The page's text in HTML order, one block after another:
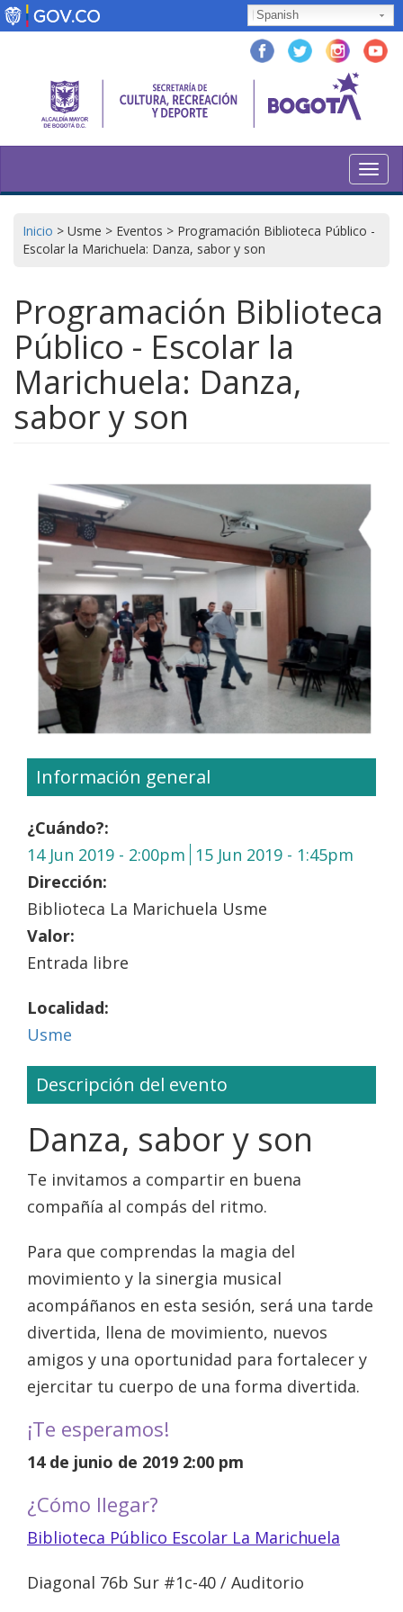
Pasar
al
Spanish
Inicio > Usme > Eventos > Programación Biblioteca Público -
Escolar la Marichuela: Danza, sabor y son
Programación Biblioteca
Público - Escolar la
Marichuela: Danza,
sabor y son
Información general
¿Cuándo?:
14 Jun 2019 - 2:00pm 15 Jun 2019 - 1:45pm
Dirección:
Biblioteca La Marichuela Usme
Valor:
Entrada libre
Localidad:
Usme
Descripción del evento
Danza, sabor y son
Te invitamos a compartir en buena
compañía al compás del ritmo.
Para que comprendas la magia del
movimiento y la sinergia musical
acompáñanos en esta sesión, será una tarde
divertida, llena de movimiento, nuevos
amigos y una oportunidad para fortalecer y
ejercitar tu cuerpo de una forma divertida.
¡Te esperamos!
14 de junio de 2019 2:00 pm
¿Cómo llegar?
Biblioteca Público Escolar La Marichuela
Diagonal 76b Sur #1c-40 / Auditorio